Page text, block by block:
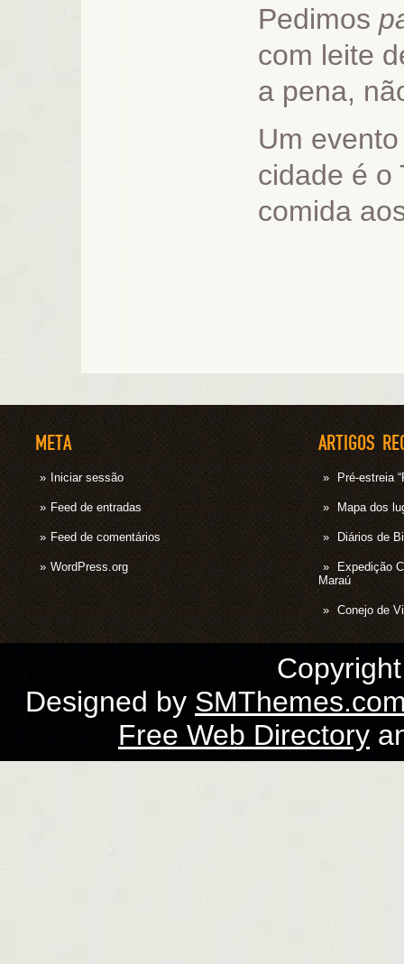
Pedimos
com leite
a pena,
Um
cidade é o
comida
META
Iniciar sessão
Feed de entradas
Feed de comentários
WordPress.org
ARTIGOS
Pré-estreia
Mapa dos
Diários de
Expedição
Maraú
Conejo de
Designed by
Free Web Directory